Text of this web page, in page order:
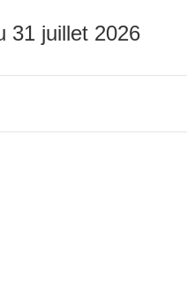
31 juillet 2026